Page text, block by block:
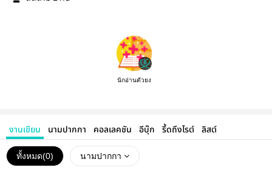
นักอ่านตัวยง
งานเขียน นามปากกา คอลเลคชัน อีบุ๊ก รี้ดถึงไรต์ ลิสต์
ทั้งหมด(0) นามปากกา